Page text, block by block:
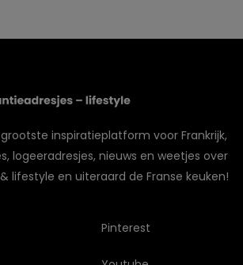
inspiratieplatform voor Frankrijk,
logeeradresjes, nieuws en weetjes over
lifestyle en uiteraard de Franse keuken!
Pinterest